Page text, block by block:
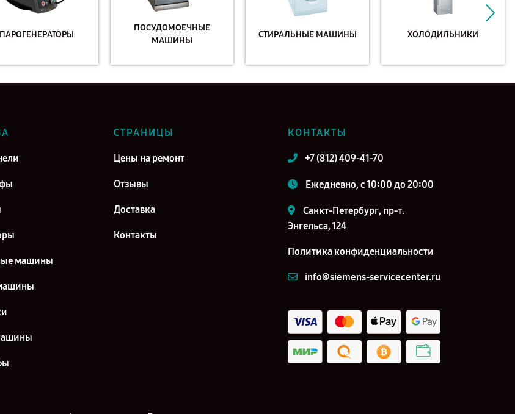
ПАРОГЕНЕРАТОРЫ
ПОСУДОМОЕЧНЫЕ
МАШИНЫ
СТИРАЛЬНЫЕ МАШИНЫ ХОЛОДИЛЬНИКИ
машины
СТРАНИЦЫ
Цены на ремонт
Отзывы
Доставка
Контакты
КОНТАКТЫ
+7 (812) 409-41-70
Ежедневно, с 10:00 до 20:00
Санкт-Петербург, пр-т.
Энгельса, 124
Политика конфиденциальности
info@siemens-servicecenter.ru